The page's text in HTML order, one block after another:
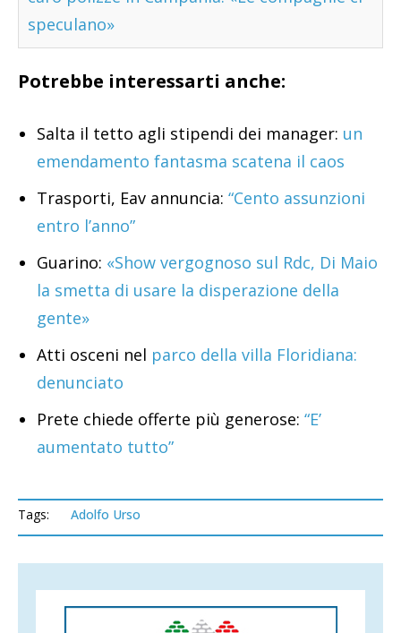
speculano»
Potrebbe interessarti anche:
Salta il tetto agli stipendi dei manager: un
emendamento fantasma scatena il caos
Trasporti, Eav annuncia: “Cento assunzioni
entro l’anno”
Guarino: «Show vergognoso sul Rdc, Di Maio
la smetta di usare la disperazione della
gente»
Atti osceni nel parco della villa Floridiana:
denunciato
Prete chiede offerte più generose: “E’
aumentato tutto”
Tags: Adolfo Urso